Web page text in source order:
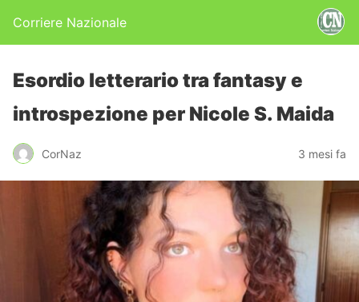
Corriere Nazionale
Esordio letterario tra fantasy e
introspezione per Nicole S. Maida
CorNaz 3 mesi fa